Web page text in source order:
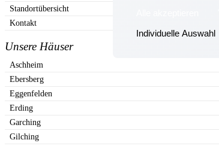
Individuelle Auswahl
Standortübersicht
Kontakt
Unsere Häuser
Aschheim
Ebersberg
Eggenfelden
Erding
Garching
Gilching